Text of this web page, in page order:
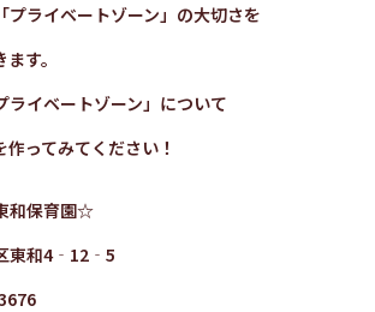
プライベートゾーン」の大切さを
す。
ライベートゾーン」について
ってみてください！
和保育園☆
東和4‐12‐5